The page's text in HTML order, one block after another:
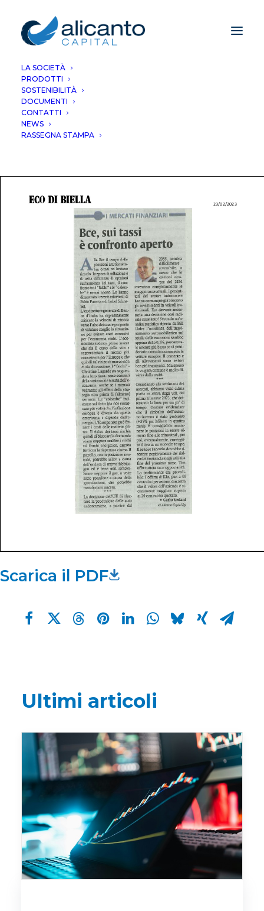
LA SOCIETÀ
PRODOTTI
SOSTENIBILITÀ
DOCUMENTI
CONTATTI
NEWS
RASSEGNA STAMPA
Bce, sui tassi è
confronto aperto
Scarica il PDF
Ultimi articoli